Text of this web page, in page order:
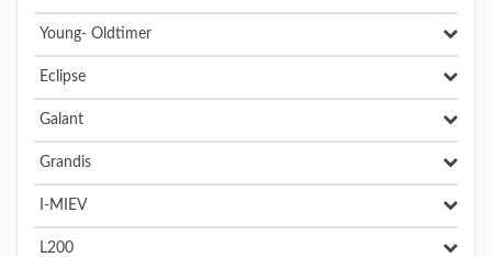
Young- Oldtimer
Eclipse
Galant
Grandis
I-MIEV
L200